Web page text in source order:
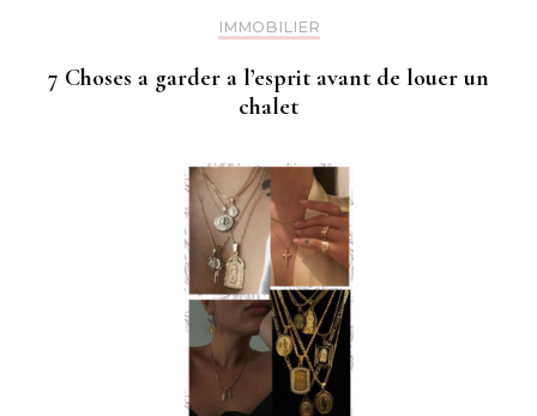
IMMOBILIER
7 Choses a garder a l’esprit avant de louer un
chalet